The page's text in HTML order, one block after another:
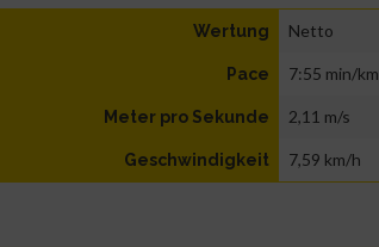
Wertung Netto
Pace 7:55 min/km
Meter pro Sekunde 2,11 m/s
Geschwindigkeit 7,59 km/h